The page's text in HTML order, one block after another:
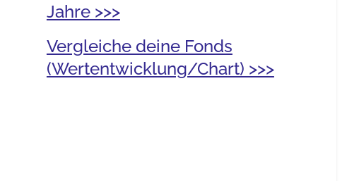
Jahre >>>
Vergleiche deine Fonds
(Wertentwicklung/Chart) >>>